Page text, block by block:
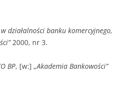
w działalności banku komercyjnego,
2000, nr 3.
BP, [w:] „Akademia Bankowości”